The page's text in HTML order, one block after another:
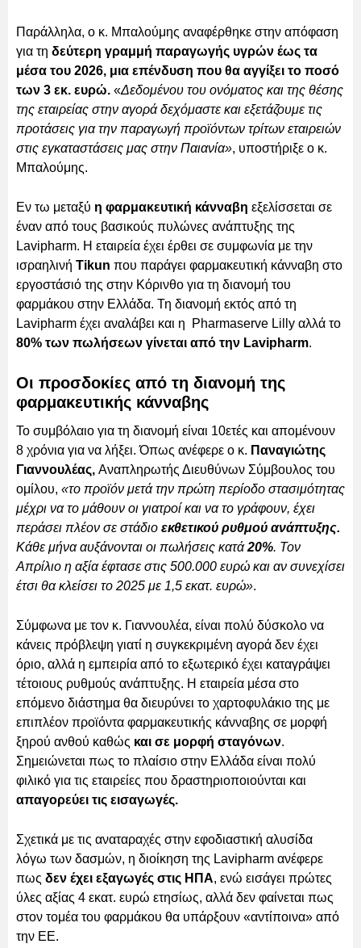
Παράλληλα, ο κ. Μπαλούμης αναφέρθηκε στην απόφαση
για τη δεύτερη γραμμή παραγωγής υγρών έως τα
μέσα του 2026, μια επένδυση που θα αγγίξει το ποσό
των 3 εκ. ευρώ. «Δεδομένου του ονόματος και της θέσης
της εταιρείας στην αγορά δεχόμαστε και εξετάζουμε τις
προτάσεις για την παραγωγή προϊόντων τρίτων εταιρειών
στις εγκαταστάσεις μας στην Παιανία», υποστήριξε ο κ.
Μπαλούμης.
Εν τω μεταξύ η φαρμακευτική κάνναβη εξελίσσεται σε
έναν από τους βασικούς πυλώνες ανάπτυξης της
Lavipharm. H εταιρεία έχει έρθει σε συμφωνία με την
ισραηλινή Tikun που παράγει φαρμακευτική κάνναβη στο
εργοστάσιό της στην Κόρινθο για τη διανομή του
φαρμάκου στην Ελλάδα. Τη διανομή εκτός από τη
Lavipharm έχει αναλάβει και η Pharmaserve Lilly αλλά το
80% των πωλήσεων γίνεται από την Lavipharm.
Οι προσδοκίες από τη διανομή της
φαρμακευτικής κάνναβης
To συμβόλαιο για τη διανομή είναι 10ετές και απομένουν
8 χρόνια για να λήξει. Όπως ανέφερε ο κ. Παναγιώτης
Γιαννουλέας, Αναπληρωτής Διευθύνων Σύμβουλος του
ομίλου, «το προϊόν μετά την πρώτη περίοδο στασιμότητας
μέχρι να το μάθουν οι γιατροί και να το γράφουν, έχει
περάσει πλέον σε στάδιο εκθετικού ρυθμού ανάπτυξης.
Κάθε μήνα αυξάνονται οι πωλήσεις κατά20%. Τον
Απρίλιο η αξία έφτασε στις 500.000 ευρώ και αν συνεχίσει
έτσι θα κλείσει το 2025 με 1,5 εκατ. ευρώ».
Σύμφωνα με τον κ. Γιαννουλέα, είναι πολύ δύσκολο να
κάνεις πρόβλεψη γιατί η συγκεκριμένη αγορά δεν έχει
όριο, αλλά η εμπειρία από το εξωτερικό έχει καταγράψει
τέτοιους ρυθμούς ανάπτυξης. Η εταιρεία μέσα στο
επόμενο διάστημα θα διευρύνει το χαρτοφυλάκιο της με
επιπλέον προϊόντα φαρμακευτικής κάνναβης σε μορφή
ξηρού ανθού καθώς και σε μορφή σταγόνων.
Σημειώνεται πως το πλαίσιο στην Ελλάδα είναι πολύ
φιλικό για τις εταιρείες που δραστηριοποιούνται και
απαγορεύει τις εισαγωγές.
Σχετικά με τις αναταραχές στην εφοδιαστική αλυσίδα
λόγω των δασμών, η διοίκηση της Lavipharm ανέφερε
πως δεν έχει εξαγωγές στις ΗΠΑ, ενώ εισάγει πρώτες
ύλες αξίας 4 εκατ. ευρώ ετησίως, αλλά δεν φαίνεται πως
στον τομέα του φαρμάκου θα υπάρξουν «αντίποινα» από
την ΕΕ.